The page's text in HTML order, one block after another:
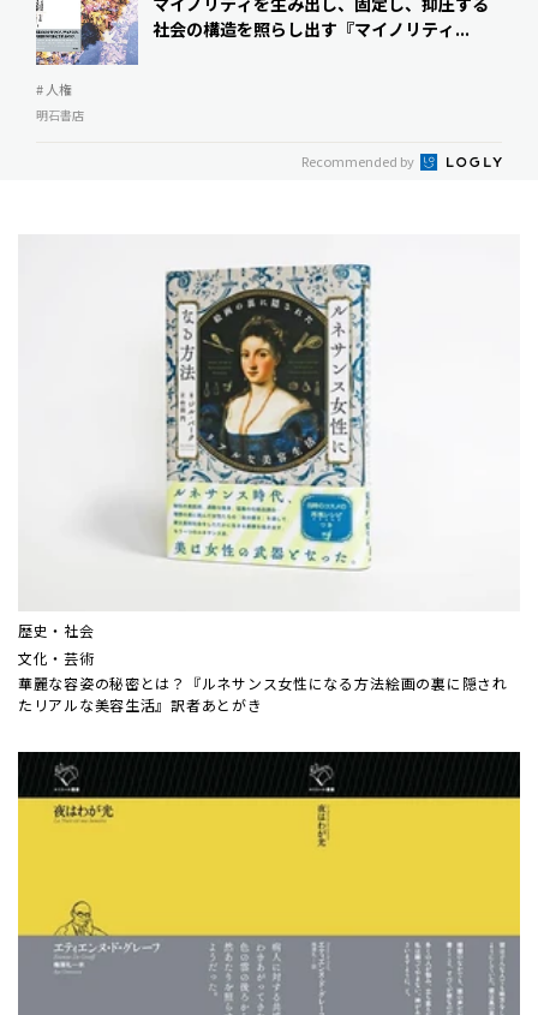
社会の構造を照らし出す――『マイノリティ...
# 人権
明石書店
Recommended by
歴史・社会
文化・芸術
華麗な容姿の秘密とは？『ルネサンス女性になる方法――絵画の裏に隠され
たリアルな美容生活』訳者あとがき